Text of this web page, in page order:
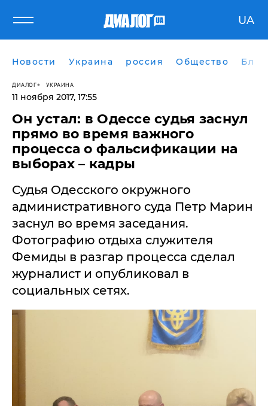
UA
Новости Украина россия Общество
ДИАЛОГ УКРАИНА
11 ноября 2017, 17:55
Он устал: в Одессе судья заснул
прямо во время важного
процесса о фальсификации на
выборах – кадры
Судья Одесского окружного
административного суда Петр Марин
заснул во время заседания.
Фотографию отдыха служителя
Фемиды в разгар процесса сделал
журналист и опубликовал в
социальных сетях.